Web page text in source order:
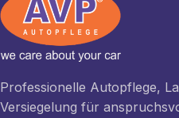
Professionelle Autopflege,
Versiegelung für